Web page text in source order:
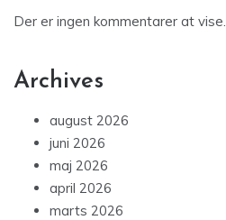
Der er ingen kommentarer at vise.
Archives
august 2026
juni 2026
maj 2026
april 2026
marts 2026